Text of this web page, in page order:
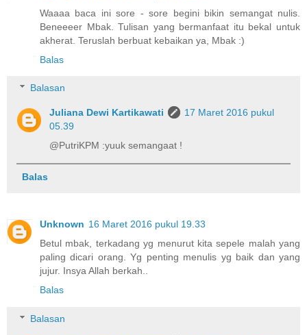
Waaaa baca ini sore - sore begini bikin semangat nulis.
Beneeeer Mbak. Tulisan yang bermanfaat itu bekal untuk
akherat. Teruslah berbuat kebaikan ya, Mbak :)
Balas
Balasan
Juliana Dewi Kartikawati
17 Maret 2016 pukul
05.39
@PutriKPM :yuuk semangaat !
Balas
Unknown 16 Maret 2016 pukul 19.33
Betul mbak, terkadang yg menurut kita sepele malah yang
paling dicari orang. Yg penting menulis yg baik dan yang
jujur. Insya Allah berkah..
Balas
Balasan